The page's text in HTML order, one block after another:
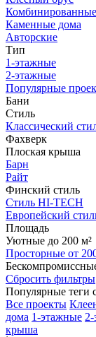
Комбинированные
Каменные дома
Авторские
Тип
1-этажные
2-этажные
Популярные
Бани
Стиль
Классический
Фахверк
Плоская крыша
Барн
Райт
Финский стиль
Стиль HI-TECH
Европейский
Площадь
Уютные до 200 м²
Просторные от
Сбросить фильтры
Популярные теги
Все проекты
дома 1-этажные
крыша